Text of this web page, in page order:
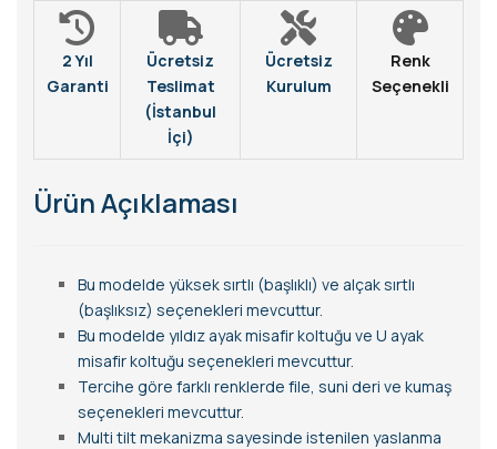
2 Yıl
Garanti
Ücretsiz
Teslimat
(İstanbul
İçi)
Ücretsiz
Kurulum
Renk
Seçenekli
Ürün Açıklaması
Bu modelde yüksek sırtlı (başlıklı) ve alçak sırtlı
(başlıksız) seçenekleri mevcuttur.
Bu modelde yıldız ayak misafir koltuğu ve U ayak
misafir koltuğu seçenekleri mevcuttur.
Tercihe göre farklı renklerde file, suni deri ve kumaş
seçenekleri mevcuttur.
Multi tilt mekanizma sayesinde istenilen yaslanma